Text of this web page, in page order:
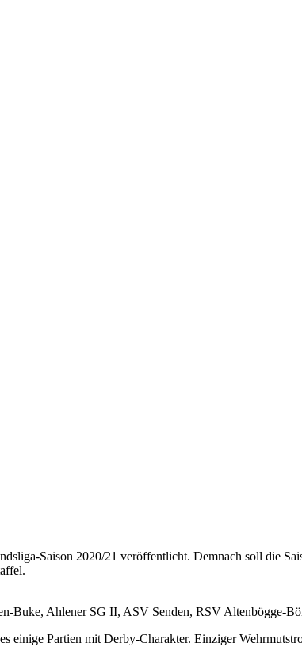
Saison 2020/21 veröffentlicht. Demnach soll die
Buke, Ahlener SG II, ASV Senden, RSV Altenbögge-
einige Partien mit Derby-Charakter. Einziger